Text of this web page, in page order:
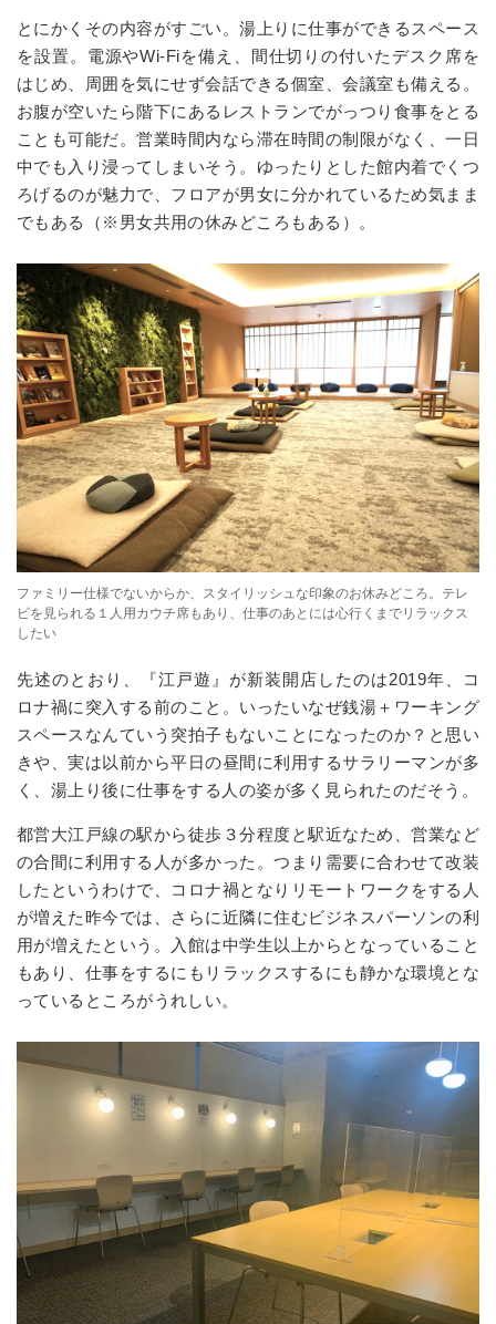
とにかくその内容がすごい。湯上りに仕事ができるスペース
を設置。電源やWi-Fiを備え、間仕切りの付いたデスク席を
はじめ、周囲を気にせず会話できる個室、会議室も備える。
お腹が空いたら階下にあるレストランでがっつり食事をとる
ことも可能だ。営業時間内なら滞在時間の制限がなく、一日
中でも入り浸ってしまいそう。ゆったりとした館内着でくつ
ろげるのが魅力で、フロアが男女に分かれているため気まま
でもある（※男女共用の休みどころもある）。
ファミリー仕様でないからか、スタイリッシュな印象のお休みどころ。テレ
ビを見られる１人用カウチ席もあり、仕事のあとには心行くまでリラックス
したい
先述のとおり、『江戸遊』が新装開店したのは2019年、コ
ロナ禍に突入する前のこと。いったいなぜ銭湯＋ワーキング
スペースなんていう突拍子もないことになったのか？と思い
きや、実は以前から平日の昼間に利用するサラリーマンが多
く、湯上り後に仕事をする人の姿が多く見られたのだそう。
都営大江戸線の駅から徒歩３分程度と駅近なため、営業など
の合間に利用する人が多かった。つまり需要に合わせて改装
したというわけで、コロナ禍となりリモートワークをする人
が増えた昨今では、さらに近隣に住むビジネスパーソンの利
用が増えたという。入館は中学生以上からとなっていること
もあり、仕事をするにもリラックスするにも静かな環境とな
っているところがうれしい。